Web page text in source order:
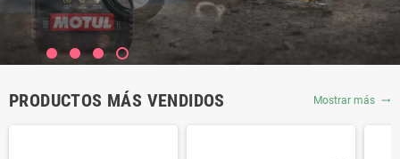
PRODUCTOS MÁS VENDIDOS Mostrar más trending_flat